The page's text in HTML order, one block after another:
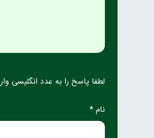
لطفا پاسخ را به عدد انگلیسی
نام *